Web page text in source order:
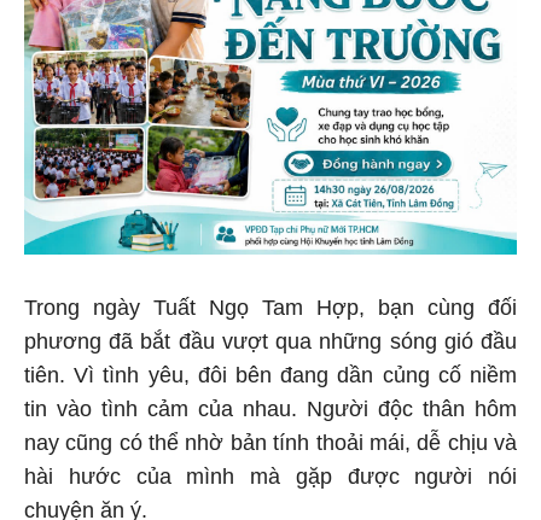
Trong ngày Tuất Ngọ Tam Hợp, bạn cùng đối
phương đã bắt đầu vượt qua những sóng gió đầu
tiên. Vì tình yêu, đôi bên đang dần củng cố niềm
tin vào tình cảm của nhau. Người độc thân hôm
nay cũng có thể nhờ bản tính thoải mái, dễ chịu và
hài hước của mình mà gặp được người nói
chuyện ăn ý.